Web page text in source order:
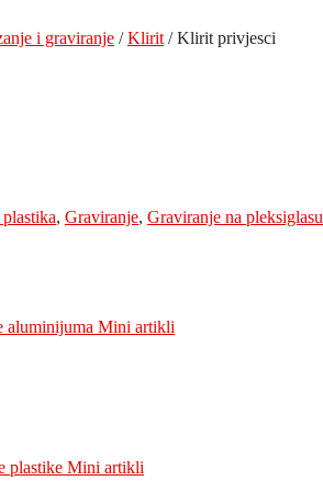
i graviranje /Klirit / Klirit privjesci
, Graviranje, Graviranje na pleksiglasu